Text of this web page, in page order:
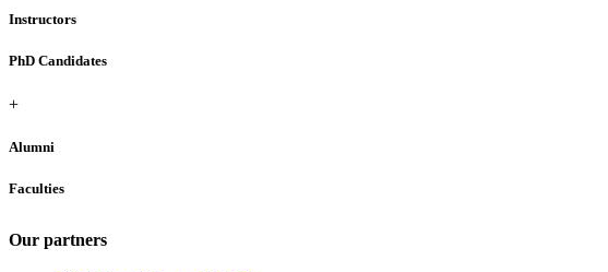
Instructors
PhD Candidates
+
Alumni
Faculties
Our partners